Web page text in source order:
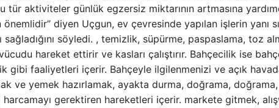
aktiviteler günlük egzersiz miktarının artmasına
diyen Uçgun, ev çevresinde yapılan işlerin yanı
sağladığını söyledi. , temizlik, süpürme, paspaslama, toz
hareket ettirir ve kasları çalıştırır. Bahçecilik ise
gibi faaliyetleri içerir. Bahçeyle ilgilenmenizi ve açık
ve yemek hazırlamak, ayakta durma, doğrama, doğrama,
gerektiren hareketleri içerir. markete gitmek,